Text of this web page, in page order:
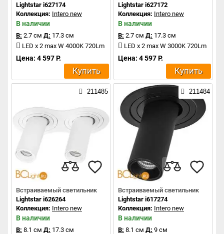
Lightstar i627174
Коллекция: Intero new
В наличии
В: 2.7 см Д: 17.3 см
LED x 2 max W 4000K 720Lm
Цена: 4 597 Р.
Купить
Lightstar i627172
Коллекция: Intero new
В наличии
В: 2.7 см Д: 17.3 см
LED x 2 max W 3000K 720Lm
Цена: 4 597 Р.
Купить
211485
Встраиваемый светильник
Lightstar i626264
Коллекция: Intero new
В наличии
В: 8.1 см Д: 17.3 см
211484
Встраиваемый светильник
Lightstar i617274
Коллекция: Intero new
В наличии
В: 8.1 см Д: 9 см